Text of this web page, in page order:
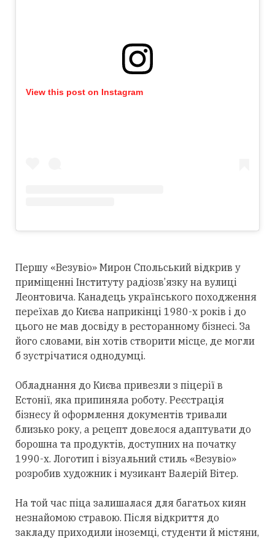
View this post on Instagram
Першу «Везувіо» Мирон Спольський відкрив у
приміщенні Інституту радіозв’язку на вулиці
Леонтовича. Канадець українського походження
переїхав до Києва наприкінці 1980-х років і до
цього не мав досвіду в ресторанному бізнесі. За
його словами, він хотів створити місце, де могли
б зустрічатися однодумці.
Обладнання до Києва привезли з піцерії в
Естонії, яка припиняла роботу. Реєстрація
бізнесу й оформлення документів тривали
близько року, а рецепт довелося адаптувати до
борошна та продуктів, доступних на початку
1990-х. Логотип і візуальний стиль «Везувіо»
розробив художник і музикант Валерій Вітер.
На той час піца залишалася для багатьох киян
незнайомою стравою. Після відкриття до
закладу приходили іноземці, студенти й містяни,